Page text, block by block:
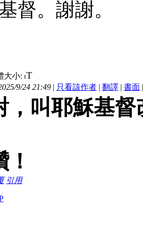
督。謝謝。
大小: tT
9/24 21:49 | 只看該作者 | 翻譯 | 書面
，叫耶穌基
！
引用